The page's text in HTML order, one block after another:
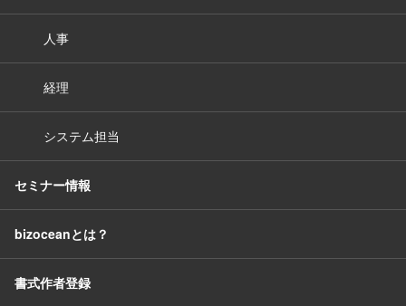
人事
経理
システム担当
セミナー情報
bizoceanとは？
書式作者登録